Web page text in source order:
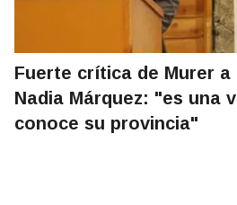
Fuerte crítica de Murer a
Nadia Márquez: "es una
conoce su provincia"